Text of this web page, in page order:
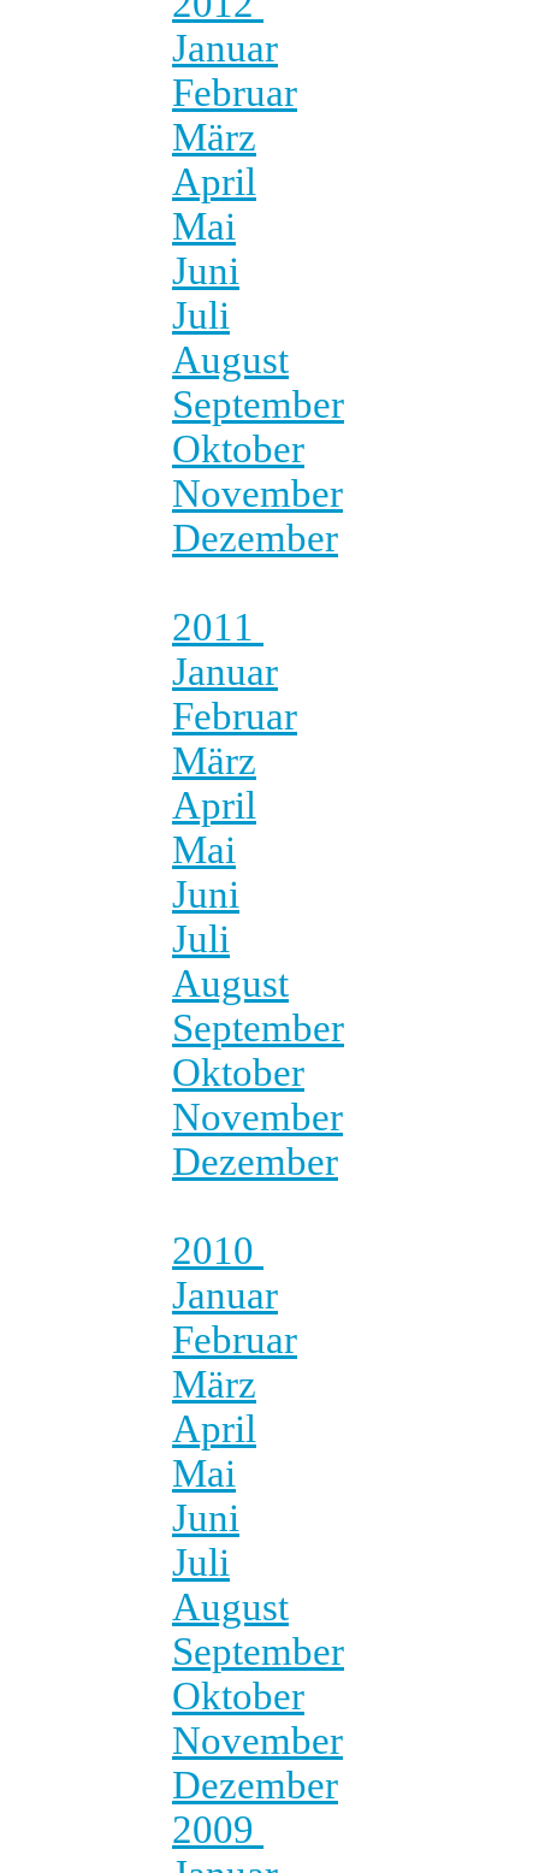
Januar
Februar
März
April
Mai
Juni
Juli
August
September
Oktober
November
Dezember
2011
Januar
Februar
März
April
Mai
Juni
Juli
August
September
Oktober
November
Dezember
2010
Januar
Februar
März
April
Mai
Juni
Juli
August
September
Oktober
November
Dezember
2009